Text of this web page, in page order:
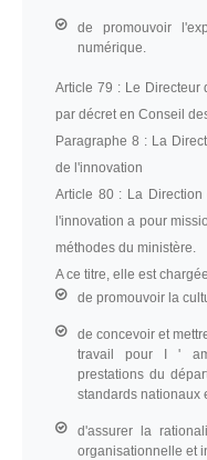
de promouvoir
numérique.
Article 79 :Le Directeur
par décret en Conseil
Paragraphe 8 : La
de l'innovation
Article 80 : La
l'innovation a pour
méthodes du ministère.
A ce titre, elle est
de promouvoir la
de concevoir et
travail pour I '
prestations du
standards nationaux
d'assurer la
organisationnelle et